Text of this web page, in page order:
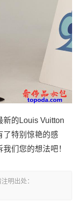
新的Louis Vuitton
了特别惊艳的感
们您的想法吧！
明出处：